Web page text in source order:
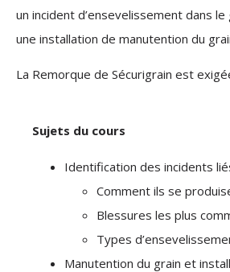
un incident d’ensevelissement dans
une installation de manutention du
La Remorque de Sécurigrain est
Sujets du cours
Identification des incidents
Comment ils se
Blessures les plus
Types
Manutention du grain et